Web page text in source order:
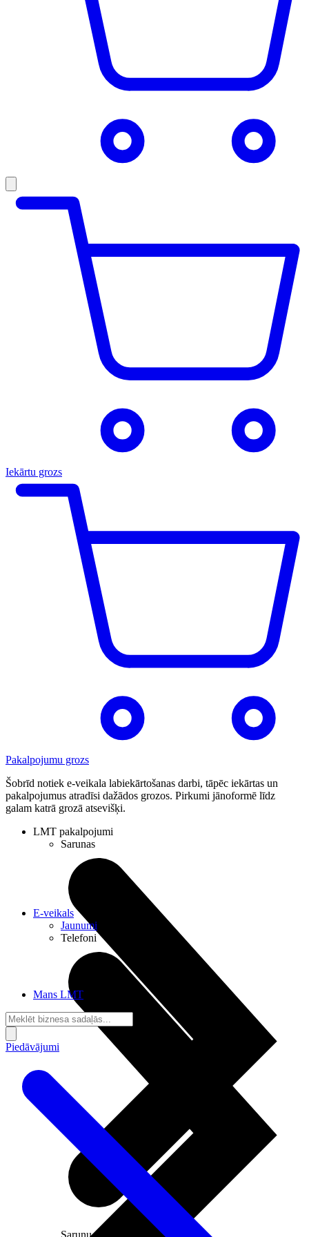
Iekārtu grozs
Pakalpojumu grozs
Šobrīd notiek e-veikala labiekārtošanas darbi, tāpēc iekārtas un
pakalpojumus atradīsi dažādos grozos. Pirkumi jānoformē līdz
galam katrā grozā atsevišķi.
LMT pakalpojumi
Sarunas
Sarunu pieslēgumi
E-veikals
Jaunumi
Telefoni
Mans LMT
Piedāvājumi